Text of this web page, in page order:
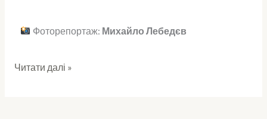
Фоторепортаж: Михайло Лебедєв
Читати далі »